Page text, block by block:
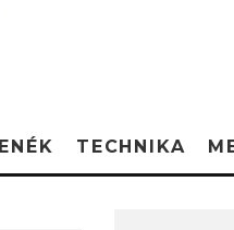
TECHNIKA